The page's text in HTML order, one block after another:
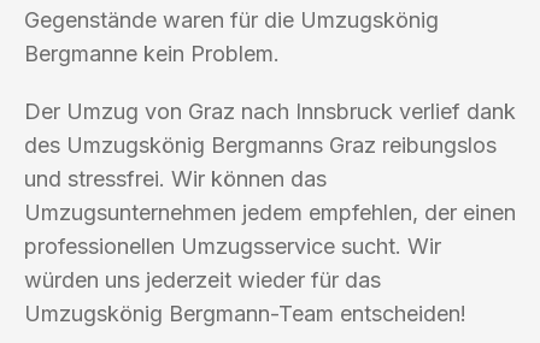
Gegenstände waren für die Umzugskönig
Bergmanne kein Problem.
Der Umzug von Graz nach Innsbruck verlief dank
des Umzugskönig Bergmanns Graz reibungslos
und stressfrei. Wir können das
Umzugsunternehmen jedem empfehlen, der einen
professionellen Umzugsservice sucht. Wir
würden uns jederzeit wieder für das
Umzugskönig Bergmann-Team entscheiden!